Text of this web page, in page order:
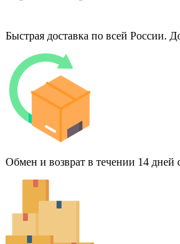
Быстрая доставка по всей России.
Обмен и возврат в течении 14 дней